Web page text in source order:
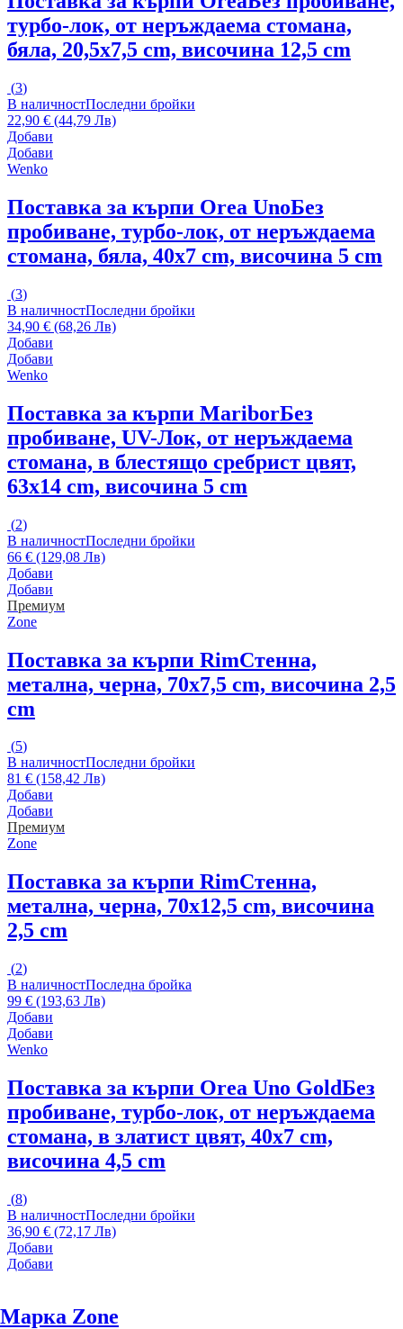
турбо-лок, от неръждаема стомана,
бяла, 20,5x7,5 cm, височина 12,5 cm
(3)
В наличностПоследни бройки
22,90 € (44,79 Лв)
Добави
Добави
Wenko
Поставка за кърпи Orea UnoБез
пробиване, турбо-лок, от неръждаема
стомана, бяла, 40x7 cm, височина 5 cm
(3)
В наличностПоследни бройки
34,90 € (68,26 Лв)
Добави
Добави
Wenko
Поставка за кърпи MariborБез
пробиване, UV-Лок, от неръждаема
стомана, в блестящо сребрист цвят,
63x14 cm, височина 5 cm
(2)
В наличностПоследни бройки
66 € (129,08 Лв)
Добави
Добави
Премиум
Zone
Поставка за кърпи RimСтенна,
метална, черна, 70x7,5 cm, височина 2,5
cm
(5)
В наличностПоследни бройки
81 € (158,42 Лв)
Добави
Добави
Премиум
Zone
Поставка за кърпи RimСтенна,
метална, черна, 70x12,5 cm, височина
2,5 cm
(2)
В наличностПоследна бройка
99 € (193,63 Лв)
Добави
Добави
Wenko
Поставка за кърпи Orea Uno GoldБез
пробиване, турбо-лок, от неръждаема
стомана, в златист цвят, 40x7 cm,
височина 4,5 cm
(8)
В наличностПоследни бройки
36,90 € (72,17 Лв)
Добави
Добави
Марка Zone